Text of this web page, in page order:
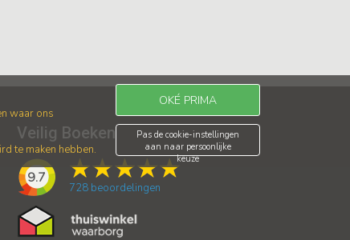
Veilig Boeken
9.7
728beoordelingen
waar ons
te maken hebben.
OKÉ PRIMA
Pas de cookie-instellingen
aan naar persoonlijke
keuze